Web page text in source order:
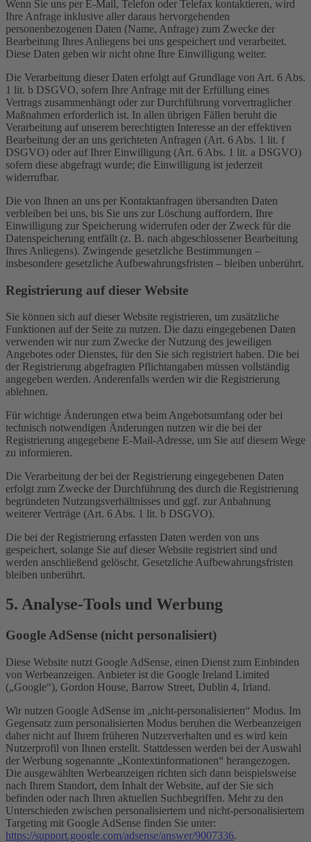
Wenn Sie uns per E-Mail, Telefon oder Telefax kontaktieren, wird
Ihre Anfrage inklusive aller daraus hervorgehenden
personenbezogenen Daten (Name, Anfrage) zum Zwecke der
Bearbeitung Ihres Anliegens bei uns gespeichert und verarbeitet.
Diese Daten geben wir nicht ohne Ihre Einwilligung weiter.
Die Verarbeitung dieser Daten erfolgt auf Grundlage von Art. 6 Abs.
1 lit. b DSGVO, sofern Ihre Anfrage mit der Erfüllung eines
Vertrags zusammenhängt oder zur Durchführung vorvertraglicher
Maßnahmen erforderlich ist. In allen übrigen Fällen beruht die
Verarbeitung auf unserem berechtigten Interesse an der effektiven
Bearbeitung der an uns gerichteten Anfragen (Art. 6 Abs. 1 lit. f
DSGVO) oder auf Ihrer Einwilligung (Art. 6 Abs. 1 lit. a DSGVO)
sofern diese abgefragt wurde; die Einwilligung ist jederzeit
widerrufbar.
Die von Ihnen an uns per Kontaktanfragen übersandten Daten
verbleiben bei uns, bis Sie uns zur Löschung auffordern, Ihre
Einwilligung zur Speicherung widerrufen oder der Zweck für die
Datenspeicherung entfällt (z. B. nach abgeschlossener Bearbeitung
Ihres Anliegens). Zwingende gesetzliche Bestimmungen –
insbesondere gesetzliche Aufbewahrungsfristen – bleiben unberührt.
Registrierung auf dieser Website
Sie können sich auf dieser Website registrieren, um zusätzliche
Funktionen auf der Seite zu nutzen. Die dazu eingegebenen Daten
verwenden wir nur zum Zwecke der Nutzung des jeweiligen
Angebotes oder Dienstes, für den Sie sich registriert haben. Die bei
der Registrierung abgefragten Pflichtangaben müssen vollständig
angegeben werden. Anderenfalls werden wir die Registrierung
ablehnen.
Für wichtige Änderungen etwa beim Angebotsumfang oder bei
technisch notwendigen Änderungen nutzen wir die bei der
Registrierung angegebene E-Mail-Adresse, um Sie auf diesem Wege
zu informieren.
Die Verarbeitung der bei der Registrierung eingegebenen Daten
erfolgt zum Zwecke der Durchführung des durch die Registrierung
begründeten Nutzungsverhältnisses und ggf. zur Anbahnung
weiterer Verträge (Art. 6 Abs. 1 lit. b DSGVO).
Die bei der Registrierung erfassten Daten werden von uns
gespeichert, solange Sie auf dieser Website registriert sind und
werden anschließend gelöscht. Gesetzliche Aufbewahrungsfristen
bleiben unberührt.
5. Analyse-Tools und Werbung
Google AdSense (nicht personalisiert)
Diese Website nutzt Google AdSense, einen Dienst zum Einbinden
von Werbeanzeigen. Anbieter ist die Google Ireland Limited
(„Google“), Gordon House, Barrow Street, Dublin 4, Irland.
Wir nutzen Google AdSense im „nicht-personalisierten“ Modus. Im
Gegensatz zum personalisierten Modus beruhen die Werbeanzeigen
daher nicht auf Ihrem früheren Nutzerverhalten und es wird kein
Nutzerprofil von Ihnen erstellt. Stattdessen werden bei der Auswahl
der Werbung sogenannte „Kontextinformationen“ herangezogen.
Die ausgewählten Werbeanzeigen richten sich dann beispielsweise
nach Ihrem Standort, dem Inhalt der Website, auf der Sie sich
befinden oder nach Ihren aktuellen Suchbegriffen. Mehr zu den
Unterschieden zwischen personalisiertem und nicht-personalisiertem
Targeting mit Google AdSense finden Sie unter:
https://support.google.com/adsense/answer/9007336.